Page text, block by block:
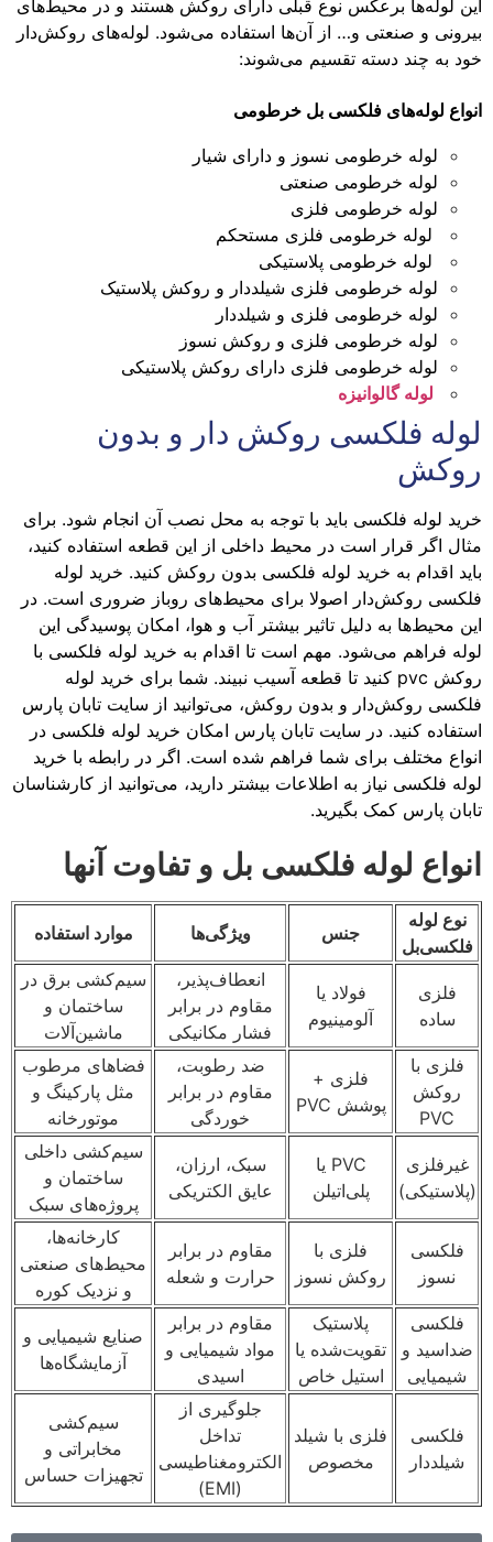
این لوله‌ها برعکس نوع قبلی دارای روکش هستند و در محیط‌های
بیرونی و صنعتی و… از آن‌ها استفاده می‌شود. لوله‌های روکش‌دار
خود به چند دسته تقسیم می‌شوند:
انواع لوله‌های فلکسی بل خرطومی
لوله خرطومی نسوز و دارای شیار
لوله خرطومی صنعتی
لوله خرطومی فلزی
لوله خرطومی فلزی مستحکم
لوله خرطومی پلاستیکی
لوله خرطومی فلزی شیلددار و روکش پلاستیک
لوله خرطومی فلزی و شیلددار
لوله خرطومی فلزی و روکش نسوز
لوله خرطومی فلزی دارای روکش پلاستیکی
لوله گالوانیزه
لوله فلکسی روکش ‌دار و بدون
روکش
خرید لوله فلکسی باید با توجه به محل نصب آن انجام شود. برای
مثال اگر قرار است در محیط داخلی از این قطعه استفاده کنید،
باید اقدام به خرید لوله فلکسی بدون روکش کنید. خرید لوله
فلکسی روکش‌دار اصولا برای محیط‌های روباز ضروری است. در
این محیط‌ها به دلیل تاثیر بیشتر آب و هوا، امکان پوسیدگی این
لوله فراهم می‌شود. مهم است تا اقدام به خرید لوله فلکسی با
روکش pvc کنید تا قطعه آسیب نبیند. شما برای خرید لوله
فلکسی روکش‌دار و بدون روکش، می‌توانید از سایت تابان پارس
استفاده کنید. در سایت تابان پارس امکان خرید لوله فلکسی در
انواع مختلف برای شما فراهم شده است. اگر در رابطه با خرید
لوله فلکسی نیاز به اطلاعات بیشتر دارید، می‌توانید از کارشناسان
تابان پارس کمک بگیرید.
انواع لوله فلکسی‌ بل و تفاوت آنها
نوع لوله
فلکسی‌بل
جنس ویژگی‌ها موارد استفاده
فلزی
ساده
فولاد یا
آلومینیوم
انعطاف‌پذیر،
مقاوم در برابر
فشار مکانیکی
سیم‌کشی برق در
ساختمان و
ماشین‌آلات
فلزی با
روکش
PVC
فلزی +
پوشش PVC
ضد رطوبت،
مقاوم در برابر
خوردگی
فضاهای مرطوب
مثل پارکینگ و
موتورخانه
غیرفلزی
(پلاستیکی)
PVC یا
پلی‌اتیلن
سبک، ارزان،
عایق الکتریکی
سیم‌کشی داخلی
ساختمان و
پروژه‌های سبک
فلکسی
نسوز
فلزی با
روکش نسوز
مقاوم در برابر
حرارت و شعله
کارخانه‌ها،
محیط‌های صنعتی
و نزدیک کوره
فلکسی
ضداسید و
شیمیایی
پلاستیک
تقویت‌شده یا
استیل خاص
مقاوم در برابر
مواد شیمیایی و
اسیدی
صنایع شیمیایی و
آزمایشگاه‌ها
فلکسی
شیلددار
فلزی با شیلد
مخصوص
جلوگیری از
تداخل
الکترومغناطیسی
(EMI)
سیم‌کشی
مخابراتی و
تجهیزات حساس